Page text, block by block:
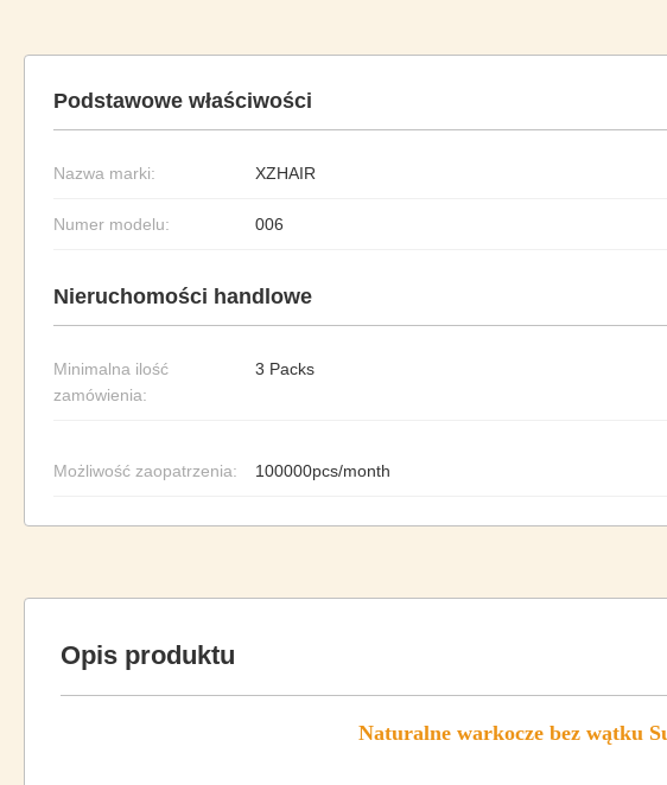
Podstawowe właściwości
Nazwa marki: XZHAIR
Numer modelu: 006
Nieruchomości handlowe
Minimalna ilość
zamówienia:
3 Packs
Możliwość zaopatrzenia: 100000pcs/month
Opis produktu
Naturalne warkocze bez wątku